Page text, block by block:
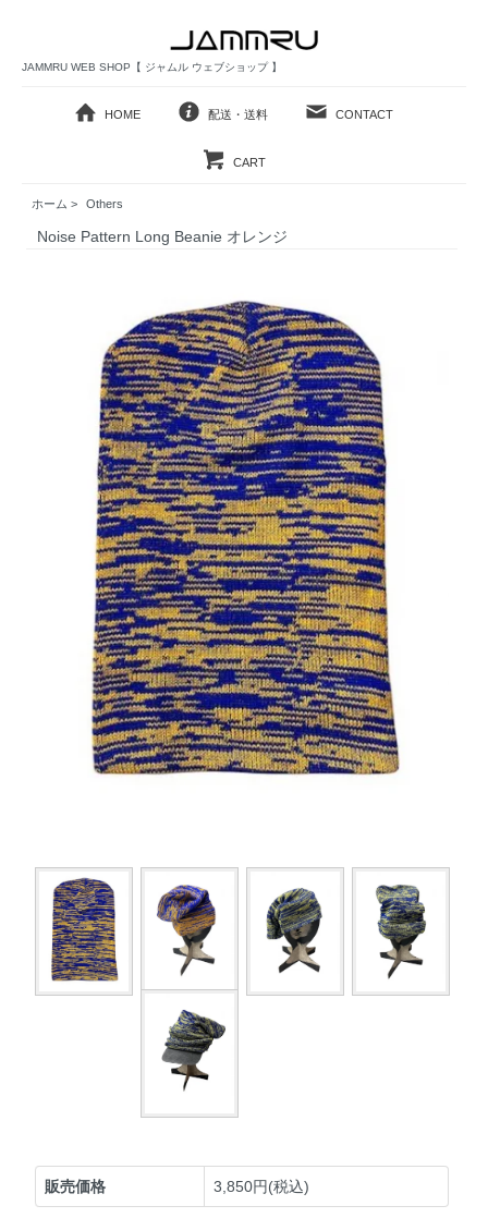
JAMMRU WEB SHOP【 ジャムル ウェブショップ 】
HOME 配送・送料 CONTACT
CART
ホーム > Others
Noise Pattern Long Beanie オレンジ
販売価格 3,850円(税込)